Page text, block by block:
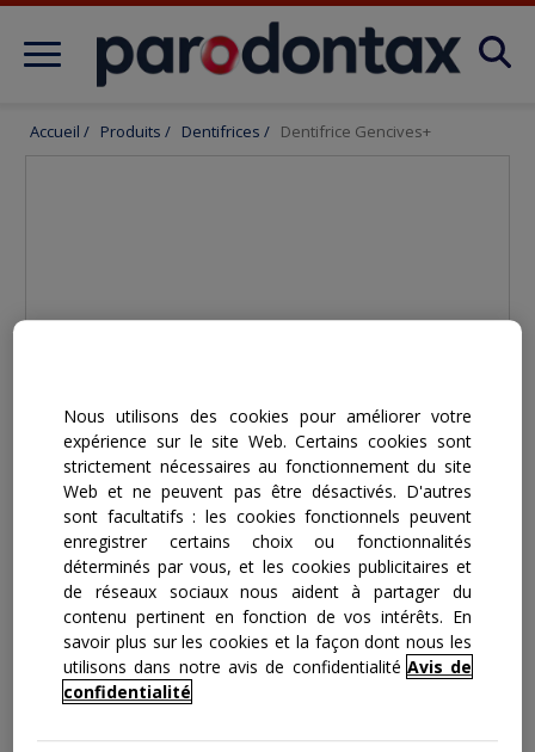
Produits
Accueil / Produits / Dentifrices / Dentifrice Gencives+
parodontax Gencives+ Sensibilité &
Haleine
Nous utilisons des cookies pour améliorer votre
expérience sur le site Web. Certains cookies sont
strictement nécessaires au fonctionnement du site
Web et ne peuvent pas être désactivés. D'autres
sont facultatifs : les cookies fonctionnels peuvent
enregistrer certains choix ou fonctionnalités
déterminés par vous, et les cookies publicitaires et
de réseaux sociaux nous aident à partager du
contenu pertinent en fonction de vos intérêts. En
savoir plus sur les cookies et la façon dont nous les
utilisons dans notre avis de confidentialité Avis de
confidentialité